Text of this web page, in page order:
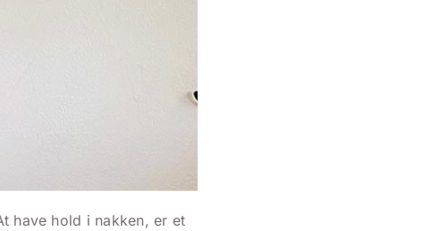
have hold i nakken, er et